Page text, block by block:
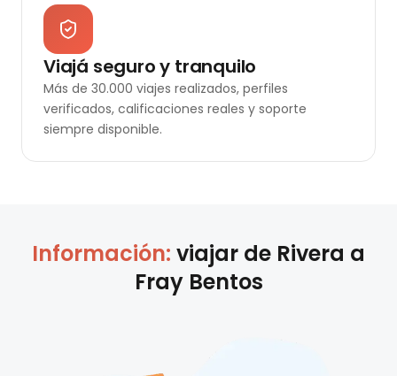
Viajá seguro y tranquilo
Más de 30.000 viajes realizados, perfiles
verificados, calificaciones reales y soporte
siempre disponible.
Información: viajar de Rivera a
Fray Bentos